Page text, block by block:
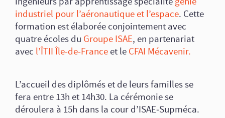
industriel pour l’aéronautique et l’espace. Cette
formation est élaborée conjointement avec
quatre écoles du Groupe ISAE, en partenariat
avec l’ÎTII Île-de-France et le CFAI Mécavenir.
L’accueil des diplômés et de leurs familles se
fera entre 13h et 14h30. La cérémonie se
déroulera à 15h dans la cour d’ISAE‑Supméca.